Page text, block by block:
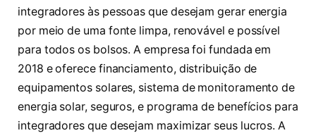
integradores às pessoas que desejam gerar energia
por meio de uma fonte limpa, renovável e possível
para todos os bolsos. A empresa foi fundada em
2018 e oferece financiamento, distribuição de
equipamentos solares, sistema de monitoramento de
energia solar, seguros, e programa de benefícios para
integradores que desejam maximizar seus lucros. A